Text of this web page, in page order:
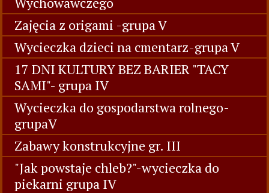
Zajęcia z origami -grupa V
Wycieczka dzieci na cmentarz-grupa V
17 DNI KULTURY BEZ BARIER "TACY
SAMI"- grupa IV
Wycieczka do gospodarstwa rolnego-
grupaV
Zabawy konstrukcyjne gr. III
"Jak powstaje chleb?"-wycieczka do
piekarni grupa IV